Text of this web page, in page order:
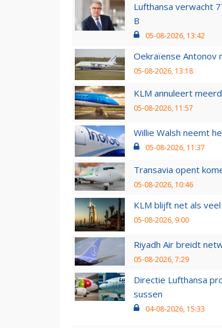
Lufthansa verwacht
B
05-08-2026, 13:42
Oekraïense Antonov
05-08-2026, 13:18
KLM annuleert
05-08-2026, 11:57
Willie Walsh neemt
05-08-2026, 11:37
Transavia opent
05-08-2026, 10:46
KLM blijft net als
05-08-2026, 9:00
Riyadh Air breidt
05-08-2026, 7:29
Directie Lufthansa
sussen
04-08-2026, 15:33